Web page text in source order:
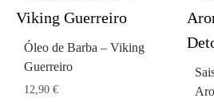
Óleo de Barba – Viking
Guerreiro
12,90 €